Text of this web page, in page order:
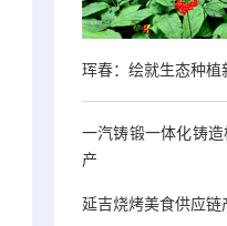
珲春：绘就生态种植
一汽铸锻一体化铸
产
延吉烧烤美食供应